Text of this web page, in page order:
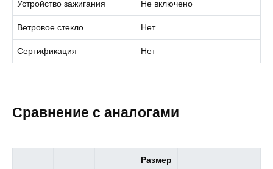
Устройство зажигания Не включено
Ветровое стекло Нет
Сертификация Нет
Сравнение с аналогами
Размер